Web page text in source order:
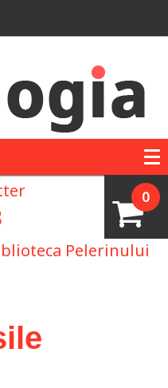
0
Pelerinului